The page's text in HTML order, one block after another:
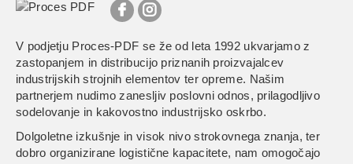
V podjetju Proces-PDF se že od leta 1992 ukvarjamo z
zastopanjem in distribucijo priznanih proizvajalcev
industrijskih strojnih elementov ter opreme. Našim
partnerjem nudimo zanesljiv poslovni odnos, prilagodljivo
sodelovanje in kakovostno industrijsko oskrbo.
Dolgoletne izkušnje in visok nivo strokovnega znanja, ter
dobro organizirane logistične kapacitete, nam omogočajo